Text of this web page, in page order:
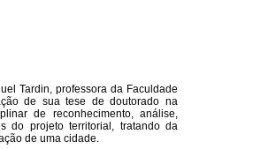
Tardin, professora da Faculdade
de sua tese de doutorado na
de reconhecimento, análise,
do projeto territorial, tratando da
de uma cidade.